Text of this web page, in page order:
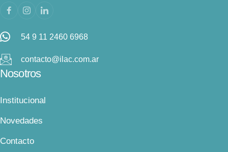
54 9 11 2460 6968
contacto@ilac.com.ar
Nosotros
Institucional
Novedades
Contacto